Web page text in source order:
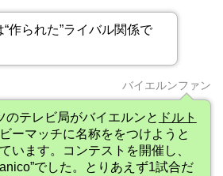
作られた”ライバル関係で
バイエルンファン
のテレビ局がバイエルンと ドルト
ーマッチに名称ををつけようと
います。コンテストを開催し、
でした。とりあえず1試合だ